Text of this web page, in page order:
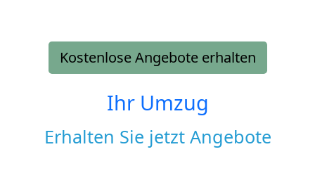
Kostenlose Angebote erhalten
Ihr Umzug
Erhalten Sie jetzt Angebote